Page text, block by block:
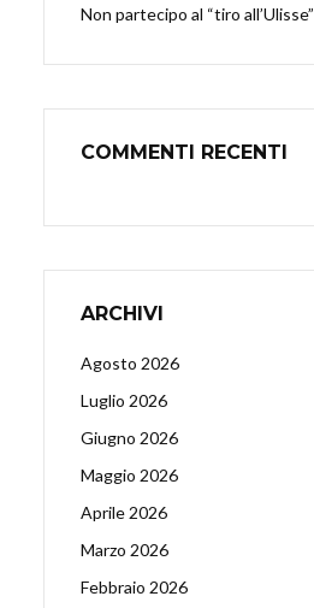
Non partecipo al “tiro all’Ulisse”
COMMENTI RECENTI
ARCHIVI
Agosto 2026
Luglio 2026
Giugno 2026
Maggio 2026
Aprile 2026
Marzo 2026
Febbraio 2026